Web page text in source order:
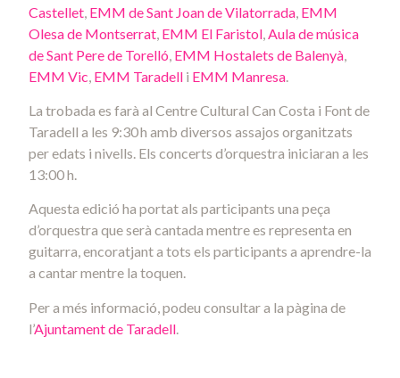
Castellet EMM de Sant Joan de Vilatorrada EMM
Olesa de Montserrat EMM El Faristol Aula de música
de Sant Pere de Torelló EMM Hostalets de Balenyà
EMM Vic EMM Taradell i EMM Manresa
La trobada es farà al Centre Cultural Can Costa i Font de
Taradell a les 9:30 h amb diversos assajos organitzats
per edats i nivells. Els concerts d’orquestra iniciaran a les
13:00 h.
Aquesta edició ha portat als participants una peça
d’orquestra que serà cantada mentre es representa en
guitarra, encoratjant a tots els participants a aprendre-la
a cantar mentre la toquen.
Per a més informació, podeu consultar a la pàgina de
l’Ajuntament de Taradell.